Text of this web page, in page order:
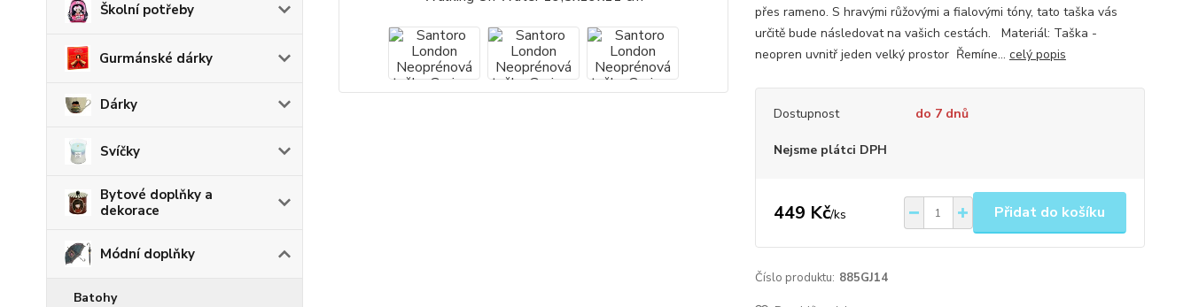
Školní potřeby
Gurmánské dárky
Dárky
Svíčky
Bytové doplňky a
dekorace
Módní doplňky
Batohy
přes rameno. S hravými růžovými a fialovými tóny, tato taška vás
určitě bude následovat na vašich cestách. Materiál: Taška -
neopren uvnitř jeden velký prostor Řemíne... celý popis
Dostupnost do 7 dnů
Nejsme plátci DPH
449 Kč/ks Přidat do košíku
Číslo produktu: 885GJ14